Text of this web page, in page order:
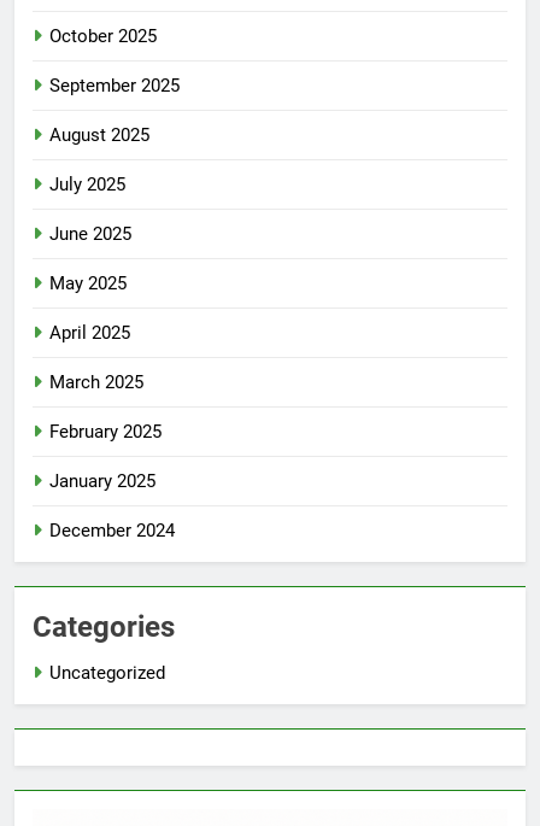
October 2025
September 2025
August 2025
July 2025
June 2025
May 2025
April 2025
March 2025
February 2025
January 2025
December 2024
Categories
Uncategorized